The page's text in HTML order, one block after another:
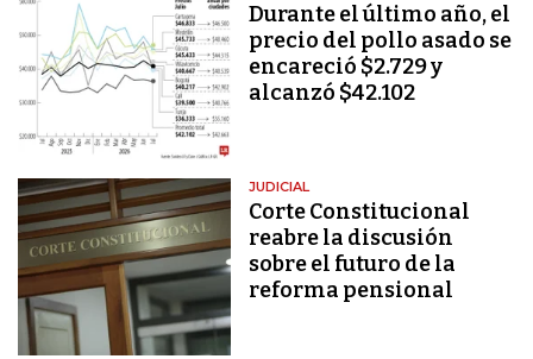
Durante el último año, el
precio del pollo asado se
encareció $2.729 y
alcanzó $42.102
JUDICIAL
Corte Constitucional
reabre la discusión
sobre el futuro de la
reforma pensional